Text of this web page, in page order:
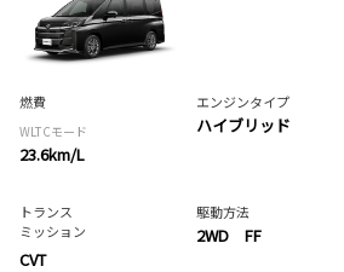
燃費
WLTCモード
23.6km/L
エンジンタイプ
ハイブリッド
トランス
ミッション
CVT
駆動方法
2WD FF